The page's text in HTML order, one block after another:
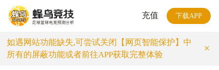
充值 下载APP
如遇网站功能缺失,可尝试关闭【网页智能保护】中
所有的屏蔽功能或者前往APP获取完整体验
×